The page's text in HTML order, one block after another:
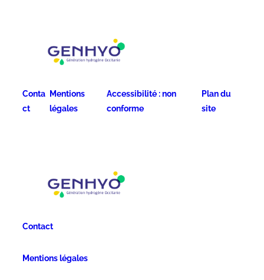
Conta
ct
Mentions
légales
Accessibilité : non
conforme
Plan du
site
Contact
Mentions légales